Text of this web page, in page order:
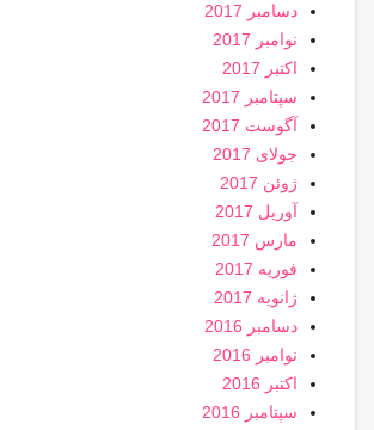
دسامبر 2017
نوامبر 2017
اکتبر 2017
سپتامبر 2017
آگوست 2017
جولای 2017
ژوئن 2017
آوریل 2017
مارس 2017
فوریه 2017
ژانویه 2017
دسامبر 2016
نوامبر 2016
اکتبر 2016
سپتامبر 2016